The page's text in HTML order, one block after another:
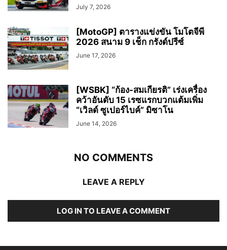
July 7, 2026
[MotoGP] ตารางแข่งขัน โมโตจีพี
2026 สนาม 9 เช็ก กรังด์ปรีซ์
June 17, 2026
[WSBK] “ก้อง-สมเกียรติ” เร่งเครื่อง
คว้าอันดับ 15 เรซแรกบวกแต้มเพิ่ม
“เวิลด์ ซูเปอร์ไบค์” มิซาโน
June 14, 2026
NO COMMENTS
LEAVE A REPLY
LOG IN TO LEAVE A COMMENT